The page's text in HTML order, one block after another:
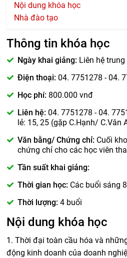
Nội dung khóa học
Nhà đào tạo
Thông tin khóa học
Ngày khai giảng: Liên hệ
Điện thoại: 04. 7751278 - 04.
Học phí: 800.000 vnđ
Liên hệ: 04. 7751278 - 04.
lẻ: 15, 25 (gặp C.Hạnh/ C.Vân
Văn bằng/ Chứng chỉ: Cuối
chứng chỉ cho các học viên
Tần suất khai giảng:
Thời gian học: Các buổi sáng
Thời lượng: 4 buổi
Nội dung khóa học
1. Thời đại toàn cầu hóa và
động kinh doanh của doanh